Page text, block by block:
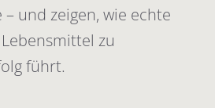
und zeigen, wie echte
zu
führt.